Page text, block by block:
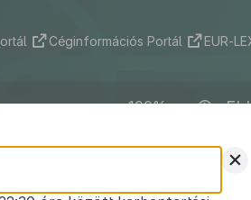
Céginformációs Portál EUR-
ELI
testületének
indokolása+